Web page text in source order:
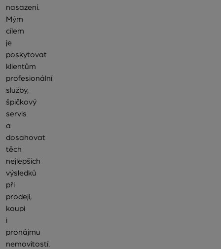
nasazení.
Mým
cílem
je
poskytovat
klientům
profesionální
služby,
špičkový
servis
a
dosahovat
těch
nejlepších
výsledků
při
prodeji,
koupi
i
pronájmu
nemovitostí.